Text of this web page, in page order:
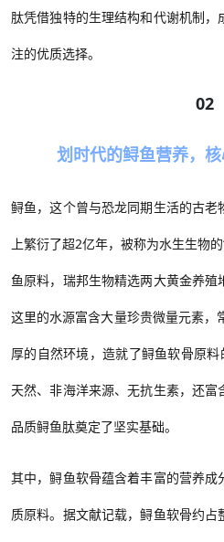
肽凭借独特的生理结构和代谢机制
注的优质选择。
02
划时代的鲟鱼营养，
鲟鱼，这个曾与恐龙同期生活的古
上繁衍了超2亿年，被称为水生生物的
鱼原料，瑞邦生物精选两大黄金养
这里的水源富含大量珍贵微量元素，
厚的自然环境，造就了鲟鱼软骨原料
天然、非海洋来源、无抗生素，还
品质鲟鱼肽奠定了坚实基础。
其中，鲟鱼软骨蕴含着丰富的营养
质原料。据文献记载，鲟鱼软骨约占